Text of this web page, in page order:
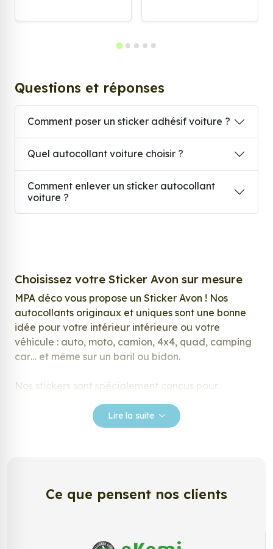
Questions et réponses
Comment poser un sticker adhésif voiture ?
Quel autocollant voiture choisir ?
Comment enlever un sticker autocollant
voiture ?
Choisissez votre Sticker Avon sur mesure
MPA déco vous propose un Sticker Avon ! Nos
autocollants originaux et uniques sont une bonne
idée pour votre intérieur intérieure ou votre
véhicule : auto, moto, camion, 4x4, quad, camping
car… et même sur un baril ou bidon.
Nos stickers sont spécialement conçus pour
notre large gamme de stickers.
connus sous le nom d’autocollant, d’adhésifs ou de
vinyle, sont tendances et très populaires pour
Personnalisez la surface de votre choix avec nos
Lire la suite
Ce que pensent nos clients